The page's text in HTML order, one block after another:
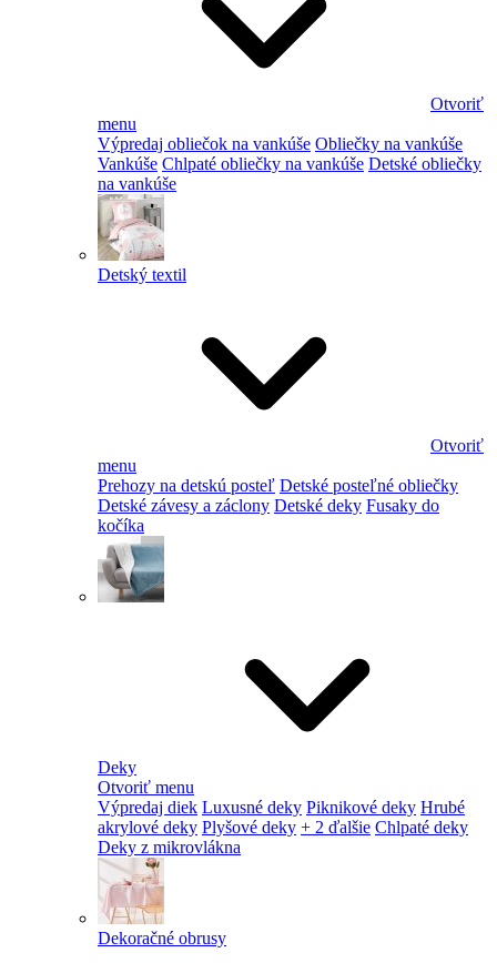
Otvoriť
menu
Výpredaj obliečok na vankúše Obliečky na vankúše
Vankúše Chlpaté obliečky na vankúše Detské obliečky
na vankúše
Detský textil
Otvoriť
menu
Prehozy na detskú posteľ Detské posteľné obliečky
Detské závesy a záclony Detské deky Fusaky do
kočíka
Deky
Otvoriť menu
Výpredaj diek Luxusné deky Piknikové deky Hrubé
akrylové deky Plyšové deky + 2 ďalšie Chlpaté deky
Deky z mikrovlákna
Dekoračné obrusy